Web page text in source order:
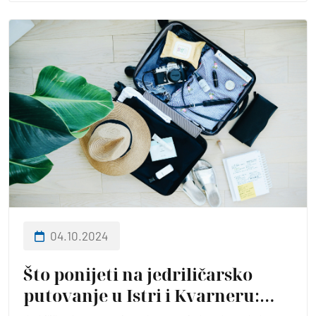
04.10.2024
Što ponijeti na jedriličarsko
putovanje u Istri i Kvarneru: